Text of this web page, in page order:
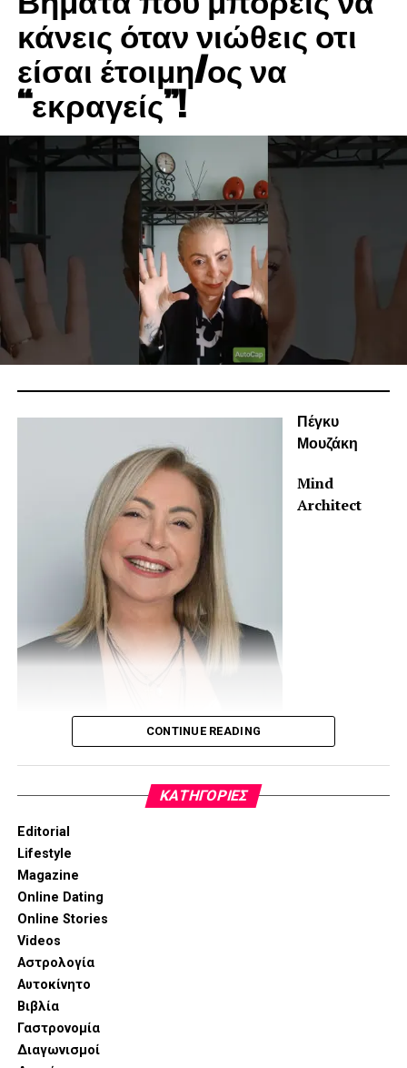
κάνεις όταν νιώθεις οτι
είσαι έτοιμη/ος να
“εκραγείς”!
Πέγκυ
Μουζάκη
Mind
Architect
www.peggymouzaki.com
peg.mouzaki@gmail.com
CONTINUE READING
KΑΤΗΓΟΡΊΕΣ
Editorial
Lifestyle
Magazine
Online Dating
Online Stories
Videos
Αστρολογία
Αυτοκίνητο
Βιβλία
Γαστρονομία
Διαγωνισμοί